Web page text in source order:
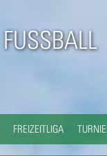
FUSSBALL
FREIZEITLIGA